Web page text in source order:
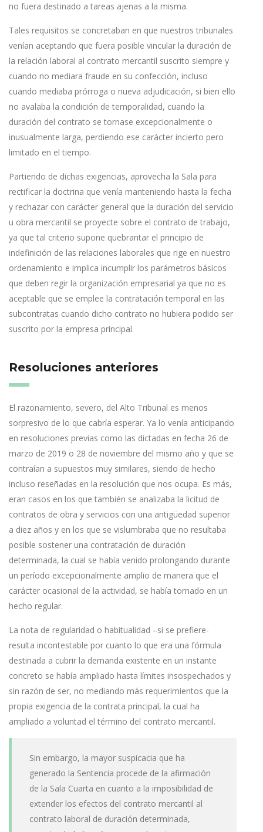
no fuera destinado a tareas ajenas a la misma.
Tales requisitos se concretaban en que nuestros tribunales
venían aceptando que fuera posible vincular la duración de
la relación laboral al contrato mercantil suscrito siempre y
cuando no mediara fraude en su confección, incluso
cuando mediaba prórroga o nueva adjudicación, si bien ello
no avalaba la condición de temporalidad, cuando la
duración del contrato se tornase excepcionalmente o
inusualmente larga, perdiendo ese carácter incierto pero
limitado en el tiempo.
Partiendo de dichas exigencias, aprovecha la Sala para
rectificar la doctrina que venía manteniendo hasta la fecha
y rechazar con carácter general que la duración del servicio
u obra mercantil se proyecte sobre el contrato de trabajo,
ya que tal criterio supone quebrantar el principio de
indefinición de las relaciones laborales que rige en nuestro
ordenamiento e implica incumplir los parámetros básicos
que deben regir la organización empresarial ya que no es
aceptable que se emplee la contratación temporal en las
subcontratas cuando dicho contrato no hubiera podido ser
suscrito por la empresa principal.
Resoluciones anteriores
El razonamiento, severo, del Alto Tribunal es menos
sorpresivo de lo que cabría esperar. Ya lo venía anticipando
en resoluciones previas como las dictadas en fecha 26 de
marzo de 2019 o 28 de noviembre del mismo año y que se
contraían a supuestos muy similares, siendo de hecho
incluso reseñadas en la resolución que nos ocupa. Es más,
eran casos en los que también se analizaba la licitud de
contratos de obra y servicios con una antigüedad superior
a diez años y en los que se vislumbraba que no resultaba
posible sostener una contratación de duración
determinada, la cual se había venido prolongando durante
un período excepcionalmente amplio de manera que el
carácter ocasional de la actividad, se había tornado en un
hecho regular.
La nota de regularidad o habitualidad –si se prefiere-
resulta incontestable por cuanto lo que era una fórmula
destinada a cubrir la demanda existente en un instante
concreto se había ampliado hasta límites insospechados y
sin razón de ser, no mediando más requerimientos que la
propia exigencia de la contrata principal, la cual ha
ampliado a voluntad el término del contrato mercantil.
Sin embargo, la mayor suspicacia que ha
generado la Sentencia procede de la afirmación
de la Sala Cuarta en cuanto a la imposibilidad de
extender los efectos del contrato mercantil al
contrato laboral de duración determinada,